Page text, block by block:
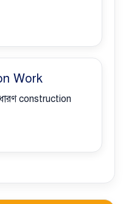
Work
construction